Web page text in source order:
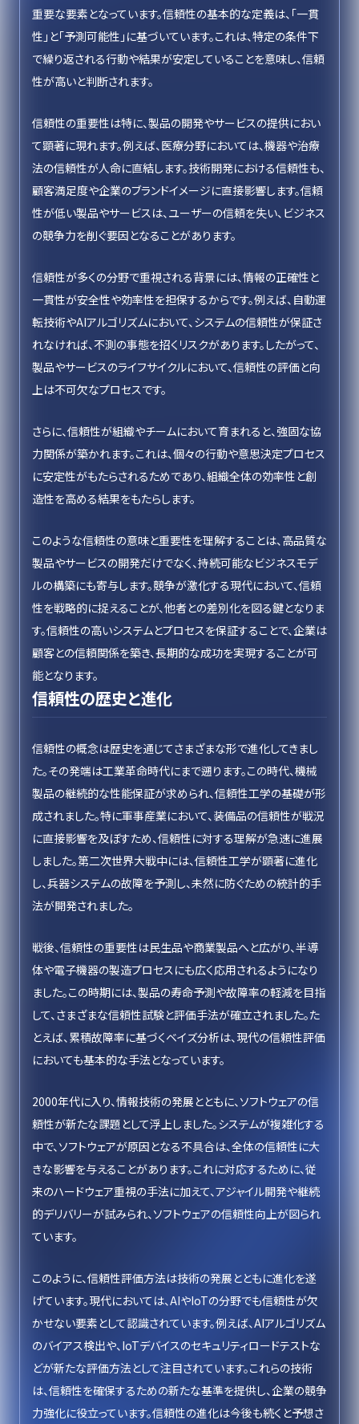
重要な要素となっています。信頼性の基本的な定義は、「一貫
性」と「予測可能性」に基づいています。これは、特定の条件下
で繰り返される行動や結果が安定していることを意味し、信頼
性が高いと判断されます。
信頼性の重要性は特に、製品の開発やサービスの提供におい
て顕著に現れます。例えば、医療分野においては、機器や治療
法の信頼性が人命に直結します。技術開発における信頼性も、
顧客満足度や企業のブランドイメージに直接影響します。信頼
性が低い製品やサービスは、ユーザーの信頼を失い、ビジネス
の競争力を削ぐ要因となることがあります。
信頼性が多くの分野で重視される背景には、情報の正確性と
一貫性が安全性や効率性を担保するからです。例えば、自動運
転技術やAIアルゴリズムにおいて、システムの信頼性が保証さ
れなければ、不測の事態を招くリスクがあります。したがって、
製品やサービスのライフサイクルにおいて、信頼性の評価と向
上は不可欠なプロセスです。
さらに、信頼性が組織やチームにおいて育まれると、強固な協
力関係が築かれます。これは、個々の行動や意思決定プロセス
に安定性がもたらされるためであり、組織全体の効率性と創
造性を高める結果をもたらします。
このような信頼性の意味と重要性を理解することは、高品質な
製品やサービスの開発だけでなく、持続可能なビジネスモデ
ルの構築にも寄与します。競争が激化する現代において、信頼
性を戦略的に捉えることが、他者との差別化を図る鍵となりま
す。信頼性の高いシステムとプロセスを保証することで、企業は
顧客との信頼関係を築き、長期的な成功を実現することが可
能となります。
信頼性の歴史と進化
信頼性の概念は歴史を通じてさまざまな形で進化してきまし
た。その発端は工業革命時代にまで遡ります。この時代、機械
製品の継続的な性能保証が求められ、信頼性工学の基礎が形
成されました。特に軍事産業において、装備品の信頼性が戦況
に直接影響を及ぼすため、信頼性に対する理解が急速に進展
しました。第二次世界大戦中には、信頼性工学が顕著に進化
し、兵器システムの故障を予測し、未然に防ぐための統計的手
法が開発されました。
戦後、信頼性の重要性は民生品や商業製品へと広がり、半導
体や電子機器の製造プロセスにも広く応用されるようになり
ました。この時期には、製品の寿命予測や故障率の軽減を目指
して、さまざまな信頼性試験と評価手法が確立されました。た
とえば、累積故障率に基づくベイズ分析は、現代の信頼性評価
においても基本的な手法となっています。
2000年代に入り、情報技術の発展とともに、ソフトウェアの信
頼性が新たな課題として浮上しました。システムが複雑化する
中で、ソフトウェアが原因となる不具合は、全体の信頼性に大
きな影響を与えることがあります。これに対応するために、従
来のハードウェア重視の手法に加えて、アジャイル開発や継続
的デリバリーが試みられ、ソフトウェアの信頼性向上が図られ
ています。
このように、信頼性評価方法は技術の発展とともに進化を遂
げています。現代においては、AIやIoTの分野でも信頼性が欠
かせない要素として認識されています。例えば、AIアルゴリズム
のバイアス検出や、IoTデバイスのセキュリティロードテストな
どが新たな評価方法として注目されています。これらの技術
は、信頼性を確保するための新たな基準を提供し、企業の競争
力強化に役立っています。信頼性の進化は今後も続くと予想さ